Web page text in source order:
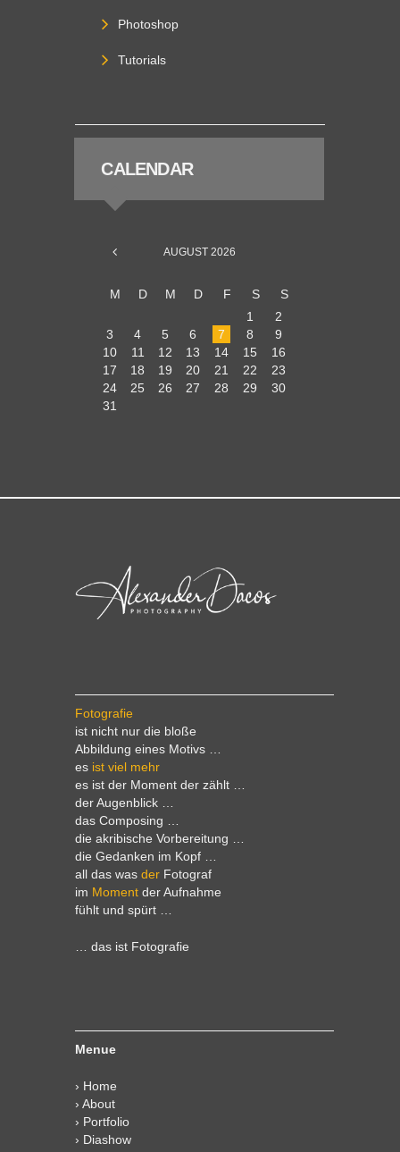
Photoshop
Tutorials
CALENDAR
AUGUST 2026
M D M D F S
S
1
2
3
4 5 6 7 8
9
10
11 12 13 14 15
16
17
18 19 20 21 22
23
24
25 26 27 28 29
30
31
Fotografie
ist nicht nur die bloße
Abbildung eines Motivs …
es ist viel mehr
es ist der Moment der zählt …
der Augenblick …
das Composing …
die akribische Vorbereitung …
die Gedanken im Kopf …
all das was der Fotograf
im Moment der Aufnahme
fühlt und spürt …
… das ist Fotografie
Menue
› Home
› About
› Portfolio
› Diashow